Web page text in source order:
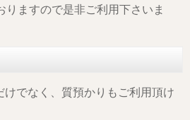
りますので是非ご利用下さいま
でなく、質預かりもご利用頂け